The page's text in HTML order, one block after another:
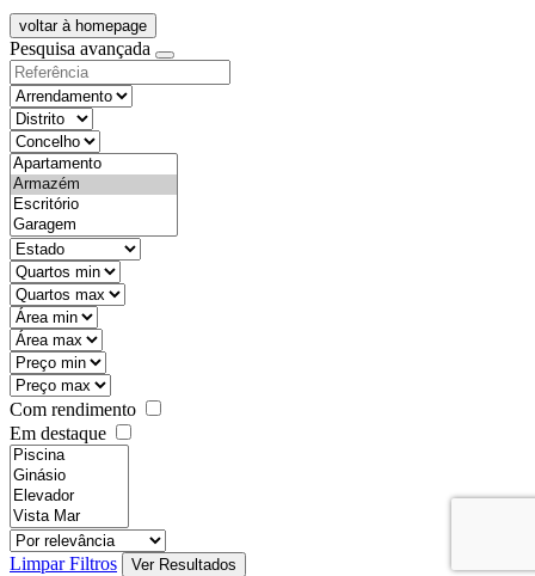
voltar à homepage
Pesquisa avançada
Com rendimento
Em destaque
Limpar Filtros Ver Resultados